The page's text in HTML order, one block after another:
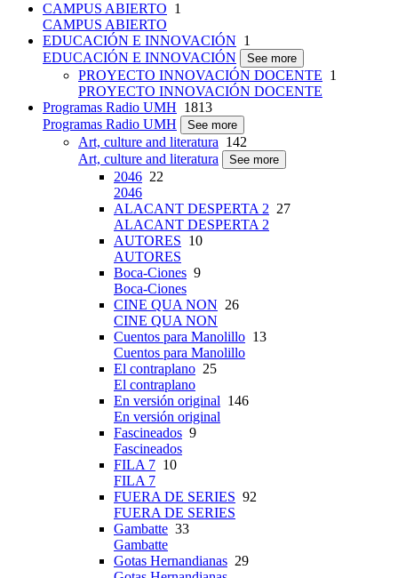
CAMPUS ABIERTO 1
CAMPUS ABIERTO
EDUCACIÓN E INNOVACIÓN 1
EDUCACIÓN E INNOVACIÓN
See more
PROYECTO INNOVACIÓN DOCENTE 1
PROYECTO INNOVACIÓN DOCENTE
Programas Radio UMH 1813
Programas Radio UMH
See more
Art, culture and literatura 142
Art, culture and literatura
See more
2046 22
2046
ALACANT DESPERTA 2 27
ALACANT DESPERTA 2
AUTORES 10
AUTORES
Boca-Ciones 9
Boca-Ciones
CINE QUA NON 26
CINE QUA NON
Cuentos para Manolillo 13
Cuentos para Manolillo
El contraplano 25
El contraplano
En versión original 146
En versión original
Fascineados 9
Fascineados
FILA 7 10
FILA 7
FUERA DE SERIES 92
FUERA DE SERIES
Gambatte 33
Gambatte
Gotas Hernandianas 29